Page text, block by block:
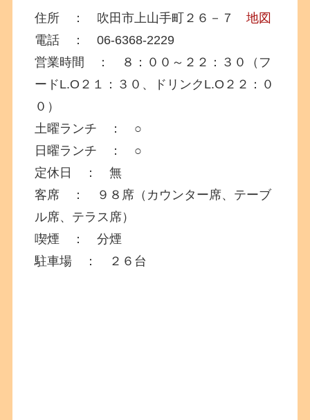
住所 ： 吹田市上山手町２６－７地図
電話 ： 06-6368-2229
営業時間 ： ８：００～２２：３０（フ
ードL.O２１：３０、ドリンクL.O２２：０
０）
土曜ランチ ： ○
日曜ランチ ： ○
定休日 ： 無
客席 ： ９８席（カウンター席、テーブ
ル席、テラス席）
喫煙 ： 分煙
駐車場 ： ２６台